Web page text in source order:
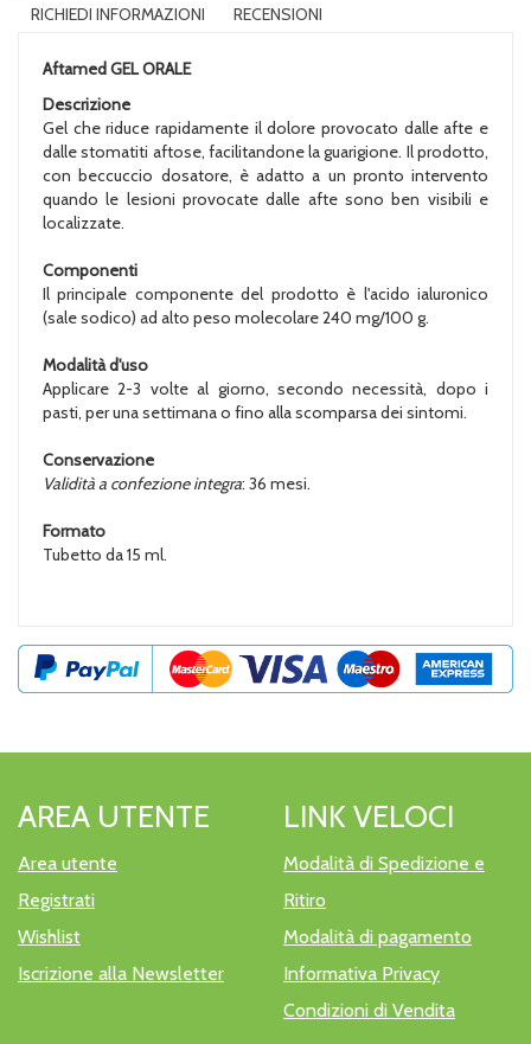
RICHIEDI INFORMAZIONI
RECENSIONI
Aftamed GEL ORALE
Descrizione
Gel che riduce rapidamente il dolore provocato dalle afte e
dalle stomatiti aftose, facilitandone la guarigione. Il prodotto,
con beccuccio dosatore, è adatto a un pronto intervento
quando le lesioni provocate dalle afte sono ben visibili e
localizzate.
Componenti
Il principale componente del prodotto è l'acido ialuronico
(sale sodico) ad alto peso molecolare 240 mg/100 g.
Modalità d'uso
Applicare 2-3 volte al giorno, secondo necessità, dopo i
pasti, per una settimana o fino alla scomparsa dei sintomi.
Conservazione
Validità a confezione integra: 36 mesi.
Formato
Tubetto da 15 ml.
AREA UTENTE
Area utente
Registrati
Wishlist
Iscrizione alla Newsletter
LINK VELOCI
Modalità di Spedizione e
Ritiro
Modalità di pagamento
Informativa Privacy
Condizioni di Vendita